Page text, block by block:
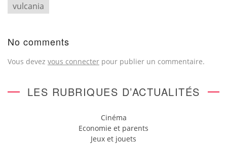
vulcania
No comments
Vous devez vous connecter pour publier un commentaire.
LES RUBRIQUES D’ACTUALITÉS
Cinéma
Economie et parents
Jeux et jouets